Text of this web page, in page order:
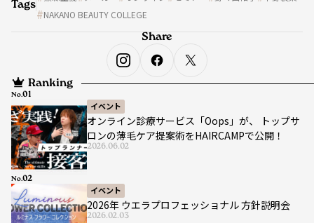
Tags
NAKANO BEAUTY COLLEGE
Ranking
イベント
オンライン診療サービス「Oops」が、 トップサ
ロンの薄毛ケア提案術をHAIRCAMPで公開！
2026.06.02
No.
イベント
2026年 ウエラプロフェッショナル 方針説明会
2026.02.03
No.
Share